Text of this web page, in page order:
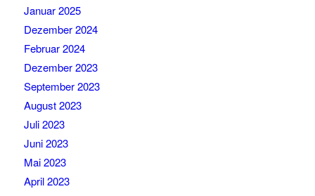
Januar 2025
Dezember 2024
Februar 2024
Dezember 2023
September 2023
August 2023
Juli 2023
Juni 2023
Mai 2023
April 2023